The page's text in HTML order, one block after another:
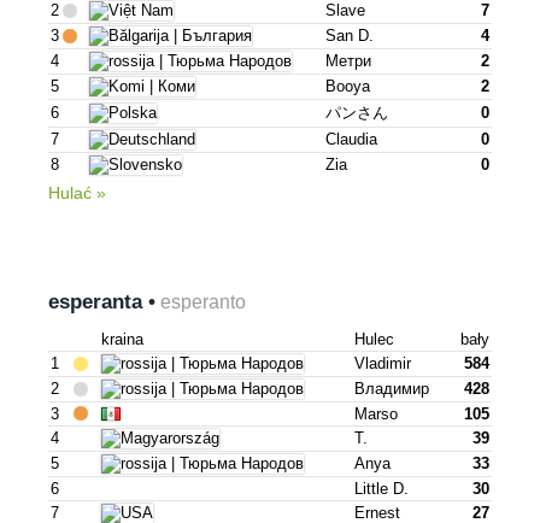
2
Slave
7
3
San D.
4
4
Метри
2
5
Booya
2
6
パンさん
0
7
Claudia
0
8
Zia 0
Hulać »
esperanta • esperanto
kraina Hulec
bały
1
Vladimir
584
2
Владимир
428
3
Marso
105
4
T.
39
5
Anya
33
6
Little D.
30
7
Ernest
27